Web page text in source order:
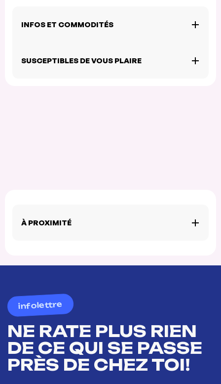
INFOS ET COMMODITÉS
SUSCEPTIBLES DE VOUS PLAIRE
À PROXIMITÉ
infolettre
NE RATE PLUS RIEN
DE CE QUI SE PASSE
PRÈS DE CHEZ TOI!